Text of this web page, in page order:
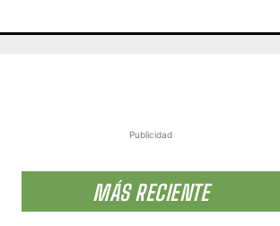
Publicidad
MÁS RECIENTE